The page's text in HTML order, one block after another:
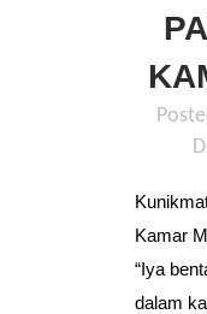
Kamar
“Iya
dalam